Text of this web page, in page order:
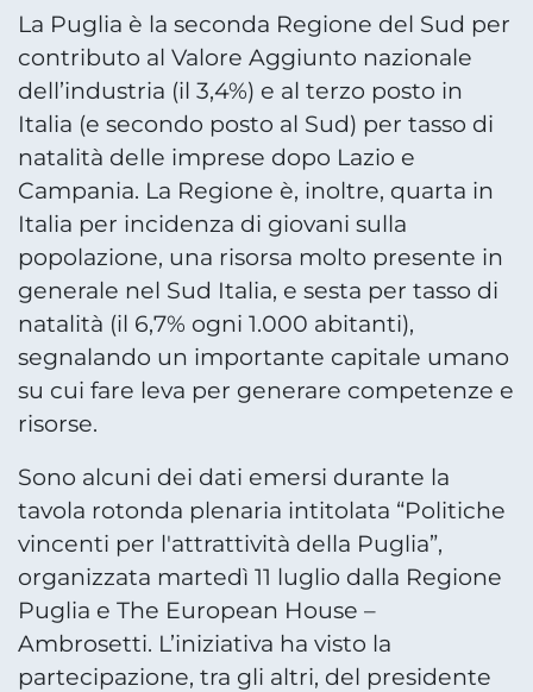
La Puglia è la seconda Regione del Sud per
contributo al Valore Aggiunto nazionale
dell’industria (il 3,4%) e al terzo posto in
Italia (e secondo posto al Sud) per tasso di
natalità delle imprese dopo Lazio e
Campania. La Regione è, inoltre, quarta in
Italia per incidenza di giovani sulla
popolazione, una risorsa molto presente in
generale nel Sud Italia, e sesta per tasso di
natalità (il 6,7% ogni 1.000 abitanti),
segnalando un importante capitale umano
su cui fare leva per generare competenze e
risorse.
Sono alcuni dei dati emersi durante la
tavola rotonda plenaria intitolata “Politiche
vincenti per l'attrattività della Puglia”,
organizzata martedì 11 luglio dalla Regione
Puglia e The European House –
Ambrosetti. L’iniziativa ha visto la
partecipazione, tra gli altri, del presidente